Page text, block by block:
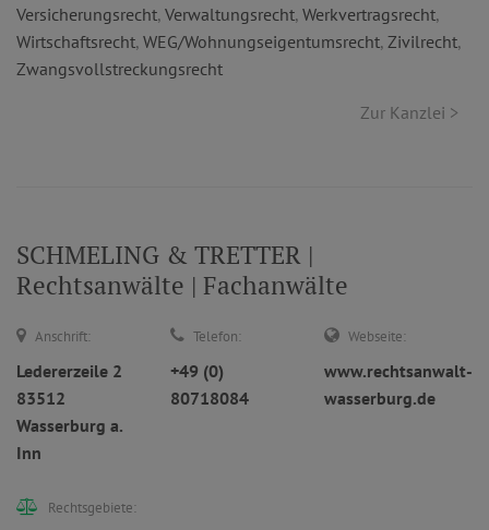
Versicherungsrecht, Verwaltungsrecht, Werkvertragsrecht,
Wirtschaftsrecht, WEG/Wohnungseigentumsrecht, Zivilrecht,
Zwangsvollstreckungsrecht
Zur Kanzlei >
SCHMELING & TRETTER |
Rechtsanwälte | Fachanwälte
Anschrift:
Ledererzeile 2
83512
Wasserburg a.
Inn
Telefon:
+49 (0)
80718084
Webseite:
www.rechtsanwalt-
wasserburg.de
Rechtsgebiete: